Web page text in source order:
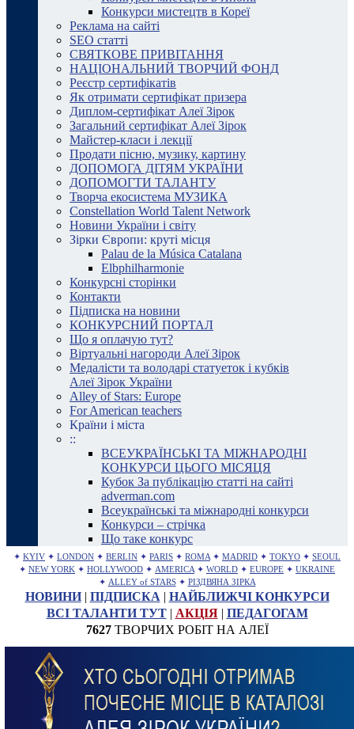
Конкурси мистецтв в Кореї
Реклама на сайті
SEO статті
СВЯТКОВЕ ПРИВІТАННЯ
НАЦІОНАЛЬНИЙ ТВОРЧИЙ ФОНД
Реєстр сертифікатів
Як отримати сертифікат призера
Диплом-сертифікат Алеї Зірок
Загальний сертифікат Алеї Зірок
Майстер-класи і лекції
Продати пісню, музику, картину
ДОПОМОГА ДІТЯМ УКРАЇНИ
ДОПОМОГТИ ТАЛАНТУ
Творча екосистема МУЗИКА
Constellation World Talent Network
Новини України і світу
Зірки Європи: круті місця
Palau de la Música Catalana
Elbphilharmonie
Конкурсні сторінки
Контакти
Підписка на новини
КОНКУРСНИЙ ПОРТАЛ
Що я оплачую тут?
Віртуальні нагороди Алеї Зірок
Медалісти та володарі статуеток і кубків
Алеї Зірок України
Alley of Stars: Europe
For American teachers
Країни і міста
::
ВСЕУКРАЇНСЬКІ ТА МІЖНАРОДНІ
КОНКУРСИ ЦЬОГО МІСЯЦЯ
Кубок За публікацію статті на сайті
adverman.com
Всеукраїнські та міжнародні конкурси
Конкурси – стрічка
Що таке конкурс
✦ KYIV ✦ LONDON ✦ BERLIN ✦ PARIS ✦ ROMA ✦ MADRID ✦ TOKYO ✦ SEOUL
✦ NEW YORK ✦ HOLLYWOOD ✦ AMERICA ✦ WORLD ✦ EUROPE ✦ UKRAINE
✦ ALLEY of STARS ✦ РІЗДВЯНА ЗІРКА
НОВИНИ| ПІДПИСКА | НАЙБЛИЖЧІ КОНКУРСИ
ВСІ ТАЛАНТИ ТУТ| АКЦІЯ| ПЕДАГОГАМ
7627ТВОРЧИХ РОБІТ НА АЛЕЇ